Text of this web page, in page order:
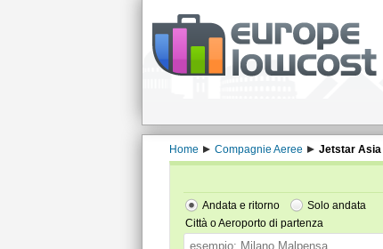
Home Compagnie Aeree Jetstar
Andata e ritorno
Solo andata
Città o Aeroporto di partenza